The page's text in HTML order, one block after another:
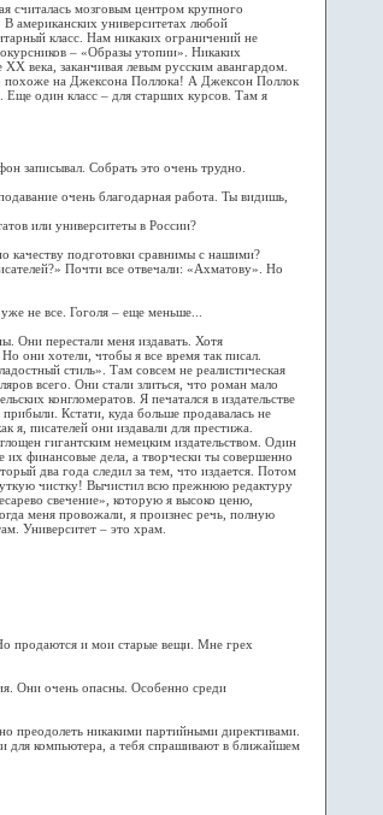
считалась мозговым центром крупного
американских университетах любой
класс. Нам никаких ограничений не
– «Образы утопии». Никаких
века, заканчивая левым русским авангардом.
похоже на Джексона Поллока! А Джексон Поллок
Еще один класс – для старших курсов. Там я
записывал. Собрать это очень трудно.
очень благодарная работа. Ты видишь,
или университеты в России?
качеству подготовки сравнимы с нашими?
Почти все отвечали: «Ахматову». Но
не все. Гоголя – еще меньше...
Они перестали меня издавать. Хотя
они хотели, чтобы я все время так писал.
стиль». Там совсем не реалистическая
всего. Они стали злиться, что роман мало
конгломератов. Я печатался в издательстве
Кстати, куда больше продавалась не
писателей они издавали для престижа.
гигантским немецким издательством. Один
их финансовые дела, а творчески ты совершенно
два года следил за тем, что издается. Потом
чистку! Вычистил всю прежнюю редактуру
свечение», которую я высоко ценю,
меня провожали, я произнес речь, полную
Университет – это храм.
продаются и мои старые вещи. Мне грех
Они очень опасны. Особенно среди
преодолеть никакими партийными директивами.
для компьютера, а тебя спрашивают в ближайшем